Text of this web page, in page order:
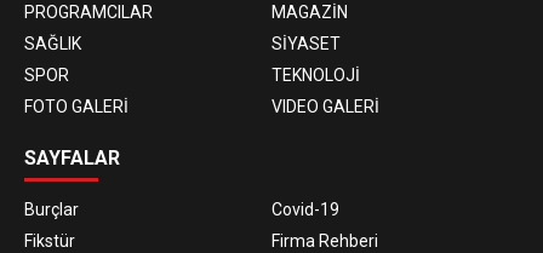
PROGRAMCILAR
MAGAZİN
SAĞLIK
SİYASET
SPOR
TEKNOLOJİ
FOTO GALERİ
VIDEO GALERİ
SAYFALAR
Burçlar
Covid-19
Fikstür
Firma Rehberi